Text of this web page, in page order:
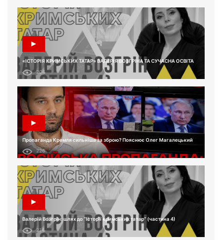
«ІСТОРІЯ КРИМСЬКИХ ТАТАР» ВАЛЕРІЯ ВОЗГРІНА ТА СУЧАСНА ОСВІТА
204
Пропаганда Кремля сильніша за зброю? Пояснює Олег Магалецький
226
Валерій Возгрін: шлях до “Історії кримських татар” (частина 4)
214